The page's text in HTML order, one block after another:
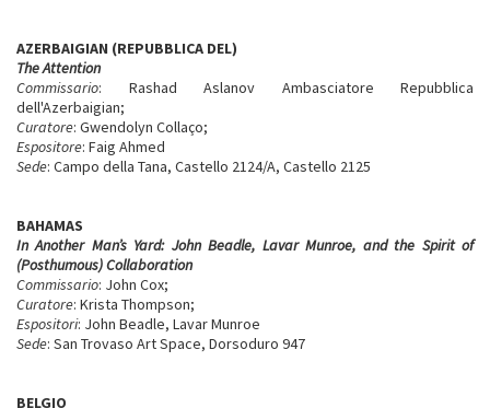
AZERBAIGIAN (REPUBBLICA DEL)
The Attention
Commissario: Rashad Aslanov Ambasciatore Repubblica
dell'Azerbaigian;
Curatore: Gwendolyn Collaço;
Espositore: Faig Ahmed
Sede: Campo della Tana, Castello 2124/A, Castello 2125
BAHAMAS
In Another Man’s Yard: John Beadle, Lavar Munroe, and the Spirit of
(Posthumous) Collaboration
Commissario: John Cox;
Curatore: Krista Thompson;
Espositori: John Beadle, Lavar Munroe
Sede: San Trovaso Art Space, Dorsoduro 947
BELGIO